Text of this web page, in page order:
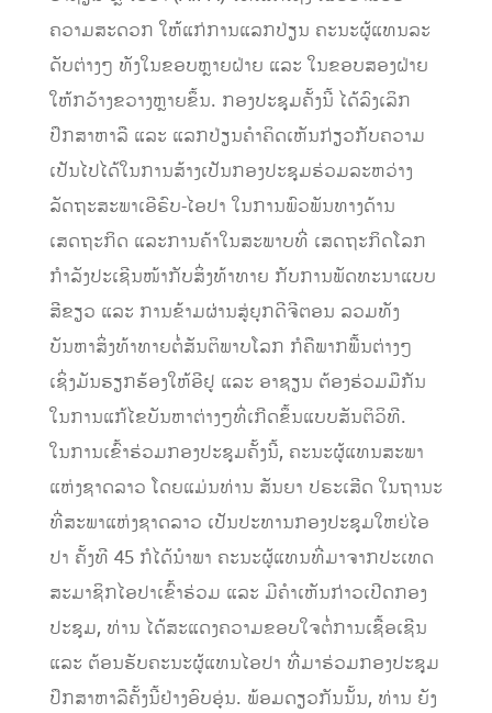
ຄວາມສະດວກ ໃຫ້ແກ່ການແລກປ່ຽນ ຄະນະຜູ້ແທນລະ
ດັບຕ່າງໆ ທັງໃນຂອບຫຼາຍຝ່າຍ ແລະ ໃນຂອບສອງຝ່າຍ
ໃຫ້ກວ້າງຂວາງຫຼາຍຂຶ້ນ. ກອງປະຊຸມຄັ້ງນີ້ ໄດ້ລົງເລິກ
ປຶກສາຫາລື ແລະ ແລກປ່ຽນຄຳຄິດເຫັນກ່ຽວກັບຄວາມ
ເປັນໄປໄດ້ໃນການສ້າງເປັນກອງປະຊຸມຮ່ວມລະຫວ່າງ
ລັດຖະສະພາເອີຣົບ-ໄອປາ ໃນການພົວພັນທາງດ້ານ
ເສດຖະກິດ ແລະການຄ້າໃນສະພາບທີ່ ເສດຖະກິດໂລກ
ກຳລັງປະເຊີນໜ້າກັບສິ່ງທ້າທາຍ ກັບການພັດທະນາແບບ
ສີຂຽວ ແລະ ການຂ້າມຜ່ານສູ່ຍຸກດີຈີຕອນ ລວມທັງ
ບັນຫາສິ່ງທ້າທາຍຕໍ່ສັນຕິພາບໂລກ ກໍຄືພາກພື້ນຕ່າງໆ
ເຊິ່ງມັນຮຽກຮ້ອງໃຫ້ອີຢູ ແລະ ອາຊຽນ ຕ້ອງຮ່ວມມືກັນ
ໃນການແກ້ໄຂບັນຫາຕ່າງໆທີ່ເກີດຂຶ້ນແບບສັນຕິວິທີ.
ໃນການເຂົ້າຮ່ວມກອງປະຊຸມຄັ້ງນີ້, ຄະນະຜູ້ແທນສະພາ
ແຫ່ງຊາດລາວ ໂດຍແມ່ນທ່ານ ສັນຍາ ປຣະເສີດ ໃນຖານະ
ທີ່ສະພາແຫ່ງຊາດລາວ ເປັນປະທານກອງປະຊຸມໃຫຍ່ໄອ
ປາ ຄັ້ງທີ 45 ກໍໄດ້ນໍາພາ ຄະນະຜູ້ແທນທີ່ມາຈາກປະເທດ
ສະມາຊິກໄອປາເຂົ້າຮ່ວມ ແລະ ມີຄໍາເຫັນກ່າວເປີດກອງ
ປະຊຸມ, ທ່ານ ໄດ້ສະແດງຄວາມຂອບໃຈຕໍ່ການເຊື້ອເຊີນ
ແລະ ຕ້ອນຮັບຄະນະຜູ້ແທນໄອປາ ທີ່ມາຮ່ວມກອງປະຊຸມ
ປຶກສາຫາລືຄັ້ງນີ້ຢ່າງອົບອຸ່ນ. ພ້ອມດຽວກັນນັ້ນ, ທ່ານ ຍັງ